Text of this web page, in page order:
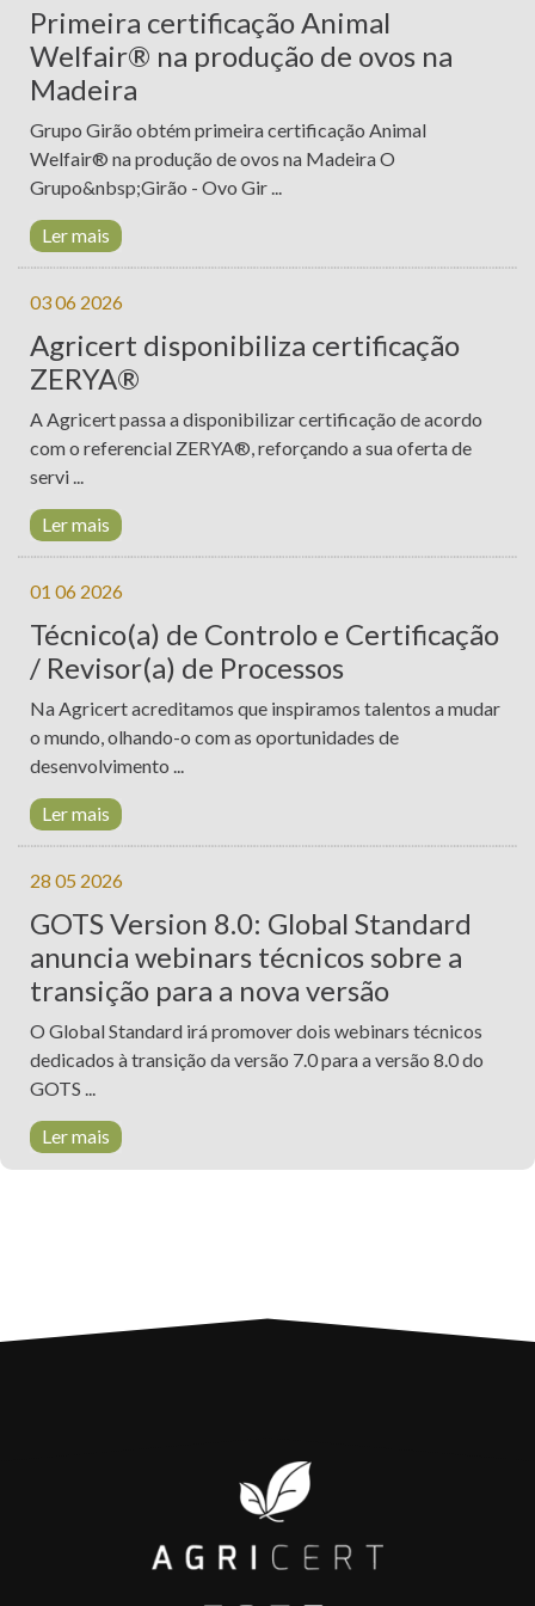
FORMAÇÃO
NOTÍCIAS
PROJETOS
CONTACTOS
PLATAFORMA
DE E-
LEARNING
T. +351 268 625 026 | F.
+351 268 626 546 | E.
agricert@agricert.pt
Primeira certificação Animal
Welfair® na produção de ovos na
Madeira
Grupo Girão obtém primeira certificação Animal
Welfair® na produção de ovos na Madeira O
Grupo&nbsp;Girão - Ovo Gir ...
Ler mais
03 06 2026
Agricert disponibiliza certificação
ZERYA®
A Agricert passa a disponibilizar certificação de acordo
com o referencial ZERYA®, reforçando a sua oferta de
servi ...
Ler mais
01 06 2026
Técnico(a) de Controlo e Certificação
/ Revisor(a) de Processos
Na Agricert acreditamos que inspiramos talentos a mudar
o mundo, olhando-o com as oportunidades de
desenvolvimento ...
Ler mais
28 05 2026
GOTS Version 8.0: Global Standard
anuncia webinars técnicos sobre a
transição para a nova versão
O Global Standard irá promover dois webinars técnicos
dedicados à transição da versão 7.0 para a versão 8.0 do
GOTS ...
Ler mais